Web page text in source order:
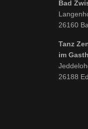
Bad
26160
Tanz
im
26188